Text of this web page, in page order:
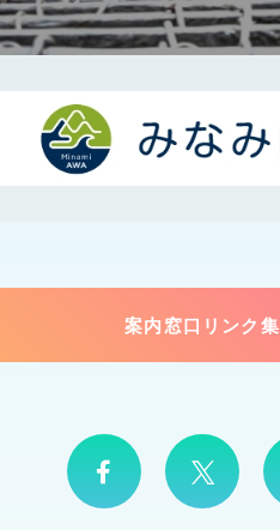
案内窓口リンク集